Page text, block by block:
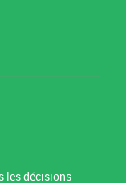
les décisions